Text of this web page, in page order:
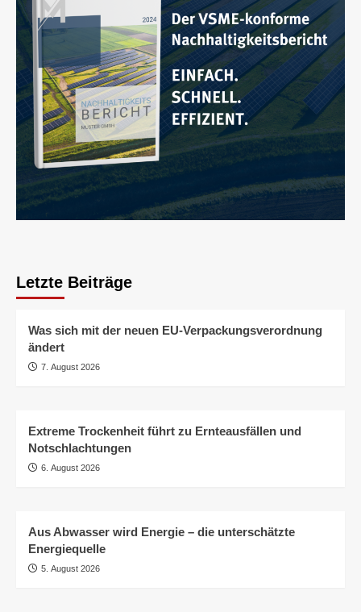
Letzte Beiträge
Was sich mit der neuen EU-Verpackungsverordnung
ändert
7. August 2026
Extreme Trockenheit führt zu Ernteausfällen und
Notschlachtungen
6. August 2026
Aus Abwasser wird Energie – die unterschätzte
Energiequelle
5. August 2026